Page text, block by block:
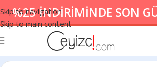
Skip to navigation
Skip to main content
%25 İNDİRİMİNDE SON